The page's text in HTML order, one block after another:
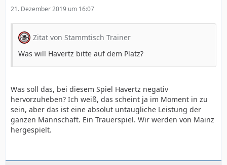
21. Dezember 2019 um 16:07
Zitat von Stammtisch Trainer
Was will Havertz bitte auf dem Platz?
Was soll das, bei diesem Spiel Havertz negativ
hervorzuheben? Ich weiß, das scheint ja im Moment in zu
sein, aber das ist eine absolut untaugliche Leistung der
ganzen Mannschaft. Ein Trauerspiel. Wir werden von Mainz
hergespielt.